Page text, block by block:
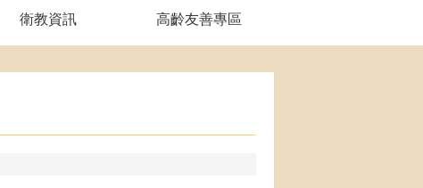
衛教資訊 高齡友善專區